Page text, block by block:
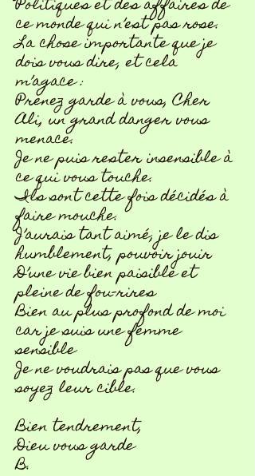
ce monde qui n’est pas rose.
La chose importante que je
dois vous dire, et cela
m’agace :
Prenez garde à vous, Cher
Ali, un grand danger vous
menace.
Je ne puis rester insensible à
ce qui vous touche.
Ils sont cette fois décidés à
faire mouche.
J’aurais tant aimé, je le dis
humblement, pouvoir jouir
D’une vie bien paisible et
pleine de fou-rires
Bien au plus profond de moi
car je suis une femme
sensible
Je ne voudrais pas que vous
soyez leur cible.
Bien tendrement,
Dieu vous garde
B.